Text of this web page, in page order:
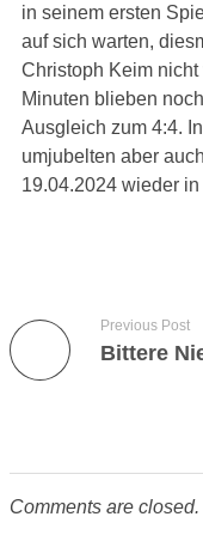
in seinem ersten
auf sich warten,
Christoph Keim
Minuten blieben
Ausgleich zum 4:4.
umjubelten aber
19.04.2024 wieder
Previous Post
Bittere
Comments are closed.